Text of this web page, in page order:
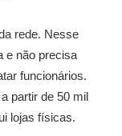
rede. Nesse
e não precisa
funcionários.
partir de 50 mil
lojas físicas.